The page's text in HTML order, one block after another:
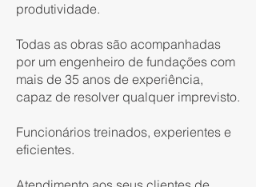
produtividade.
Todas as obras são acompanhadas
por um engenheiro de fundações com
mais de 35 anos de experiência,
capaz de resolver qualquer imprevisto.
Funcionários treinados, experientes e
eficientes.